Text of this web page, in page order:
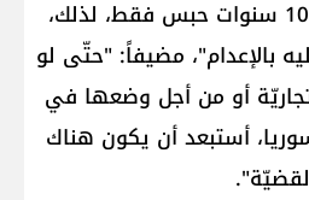
فيه تصل الى 7 حتّى 10 سنوات حبس فقط، لذلك،
بالإعدام"، مضيفاً: "حتّى لو
أو من أجل وضعها في
أستبعد أن يكون هناك